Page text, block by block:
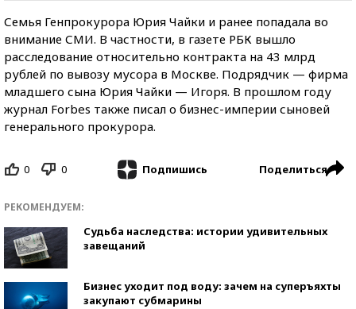
Семья Генпрокурора Юрия Чайки и ранее попадала во
внимание СМИ. В частности, в газете РБК вышло
расследование относительно контракта на 43 млрд
рублей по вывозу мусора в Москве. Подрядчик — фирма
младшего сына Юрия Чайки — Игоря. В прошлом году
журнал Forbes также писал о бизнес-империи сыновей
генерального прокурора.
0 0 Подпишись Поделиться
РЕКОМЕНДУЕМ:
Судьба наследства: истории удивительных
завещаний
Бизнес уходит под воду: зачем на суперъяхты
закупают субмарины